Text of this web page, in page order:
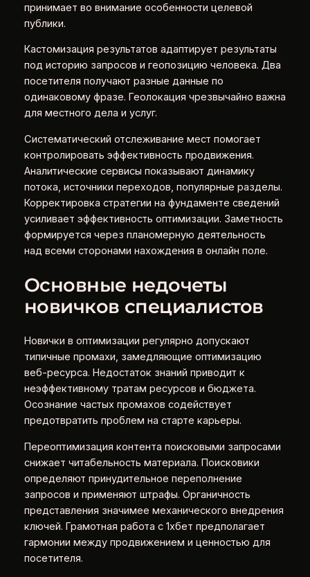
принимает во внимание особенности целевой
публики.
Кастомизация результатов адаптирует результаты
под историю запросов и геопозицию человека. Два
посетителя получают разные данные по
одинаковому фразе. Геолокация чрезвычайно важна
для местного дела и услуг.
Систематический отслеживание мест помогает
контролировать эффективность продвижения.
Аналитические сервисы показывают динамику
потока, источники переходов, популярные разделы.
Корректировка стратегии на фундаменте сведений
усиливает эффективность оптимизации. Заметность
формируется через планомерную деятельность
над всеми сторонами нахождения в онлайн поле.
Основные недочеты
новичков специалистов
Новички в оптимизации регулярно допускают
типичные промахи, замедляющие оптимизацию
веб-ресурса. Недостаток знаний приводит к
неэффективному тратам ресурсов и бюджета.
Осознание частых промахов содействует
предотвратить проблем на старте карьеры.
Переоптимизация контента поисковыми запросами
снижает читабельность материала. Поисковики
определяют принудительное переполнение
запросов и применяют штрафы. Органичность
представления значимее механического внедрения
ключей. Грамотная работа с 1хбет предполагает
гармонии между продвижением и ценностью для
посетителя.